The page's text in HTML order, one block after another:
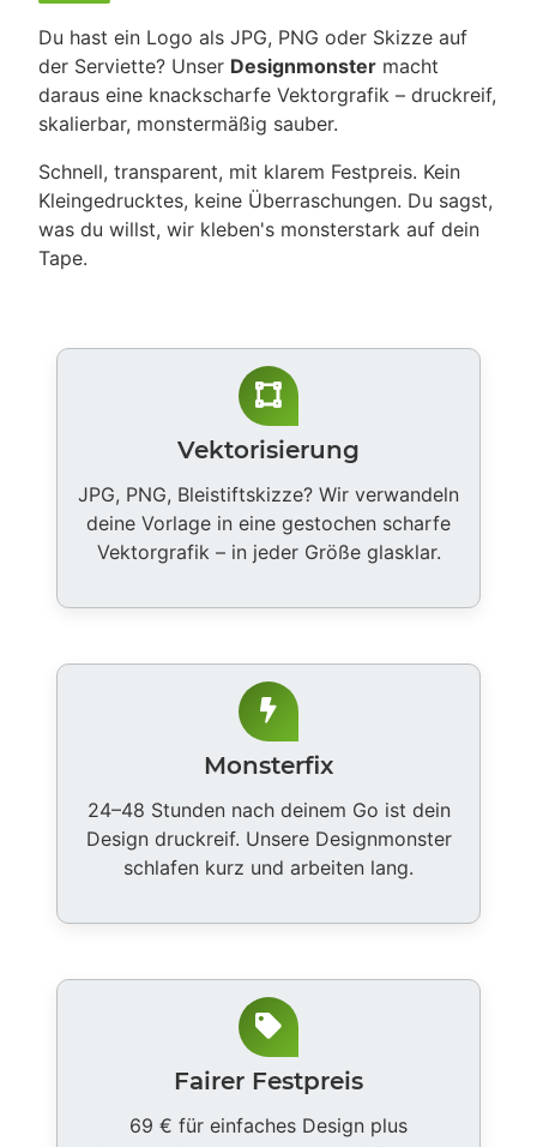
Du hast ein Logo als JPG, PNG oder Skizze auf
der Serviette? Unser Designmonster macht
daraus eine knackscharfe Vektorgrafik – druckreif,
skalierbar, monstermäßig sauber.
Schnell, transparent, mit klarem Festpreis. Kein
Kleingedrucktes, keine Überraschungen. Du sagst,
was du willst, wir kleben's monsterstark auf dein
Tape.
Vektorisierung
JPG, PNG, Bleistiftskizze? Wir verwandeln
deine Vorlage in eine gestochen scharfe
Vektorgrafik – in jeder Größe glasklar.
Monsterfix
24–48 Stunden nach deinem Go ist dein
Design druckreif. Unsere Designmonster
schlafen kurz und arbeiten lang.
Fairer Festpreis
69 € für einfaches Design plus